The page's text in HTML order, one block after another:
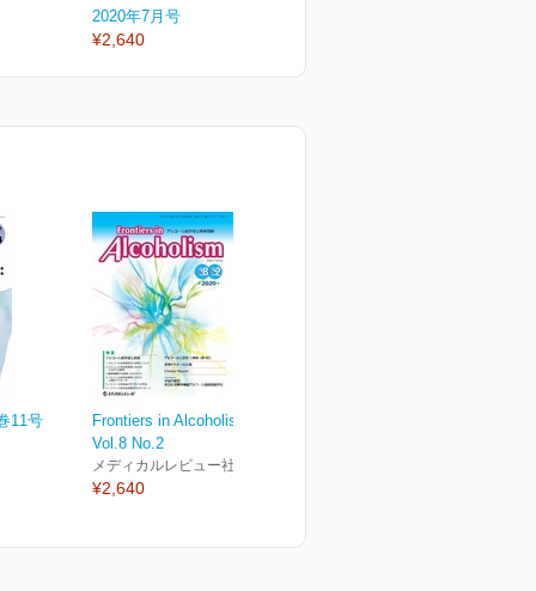
2020年7月号
¥2,640
11号
Frontiers in Alcoholism
Vol.8 No.2
メディカルレビュー社
¥2,640